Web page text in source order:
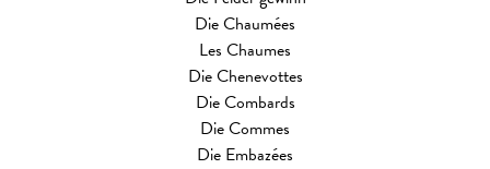
Die Chaumées
Les Chaumes
Die Chenevottes
Die Combards
Die Commes
Die Embazées